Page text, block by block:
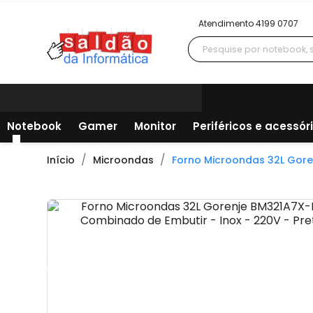
Atendimento 4199 0707
Todos os departamentos
Notebook Gamer Monitor Periféricos e
Início Microondas Forno Microondas 32L